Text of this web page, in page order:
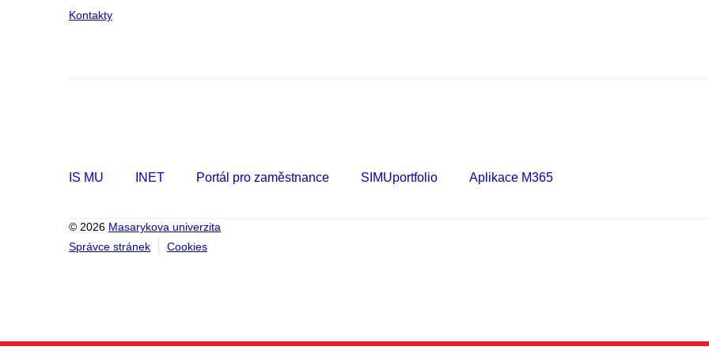
Kontakty
IS MU INET Portál pro zaměstnance SIMUportfolio Aplikace M365
© 2026 Masarykova univerzita
Správce stránek
Cookies